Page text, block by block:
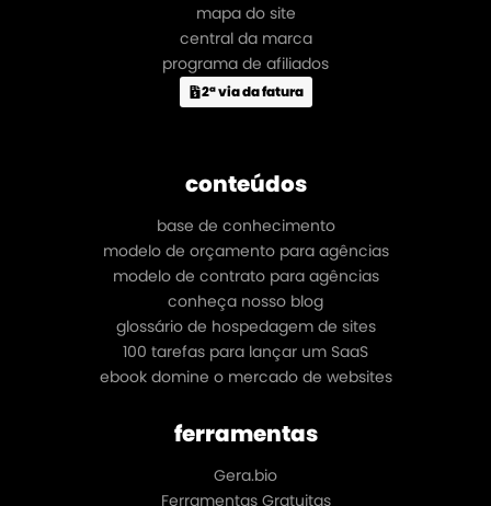
mapa do site
central da marca
programa de afiliados
2ª via da fatura
conteúdos
base de conhecimento
modelo de orçamento para agências
modelo de contrato para agências
conheça nosso blog
glossário de hospedagem de sites
100 tarefas para lançar um SaaS
ebook domine o mercado de websites
ferramentas
Gera.bio
Ferramentas Gratuitas